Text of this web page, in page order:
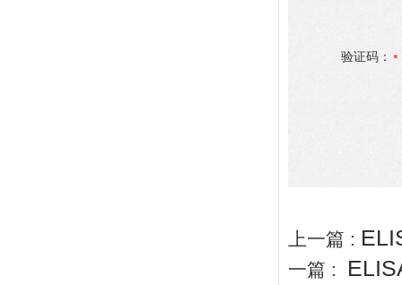
验证码：
上一篇 :
一篇 :